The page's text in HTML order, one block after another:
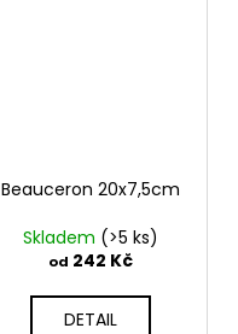
Beauceron 20x7,5cm
Skladem (>5 ks)
od 242 Kč
DETAIL